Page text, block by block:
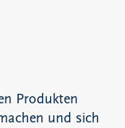
Produkten
und sich